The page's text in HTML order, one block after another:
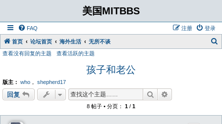
美国MITBBS
FAQ 登录
注册
首页 论坛首页 海外生活 无所不谈
查看没有回复的主题 查看活跃的主题
孩子和老公
版主： who ， shepherd17
回复 搜索
8 帖子 • 分页： 1 / 1